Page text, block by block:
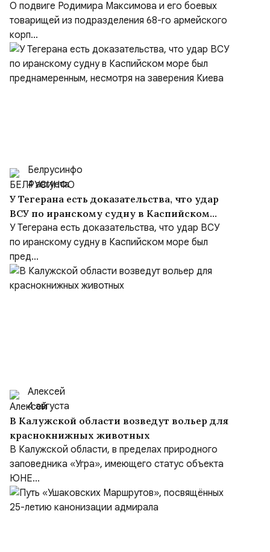
О подвиге Родимира Максимова и его боевых
товарищей из подразделения 68-го армейского
корп...
Белрусинфо
4 августа
У Тегерана есть доказательства, что удар
ВСУ по иранскому судну в Каспийском
море был преднамеренным, несмотря на
заверения Киева
У Тегерана есть доказательства, что удар ВСУ
по иранскому судну в Каспийском море был
пред...
Алексей
4 августа
В Калужской области возведут вольер для
краснокнижных животных
В Калужской области, в пределах природного
заповедника «Угра», имеющего статус объекта
ЮНЕ...